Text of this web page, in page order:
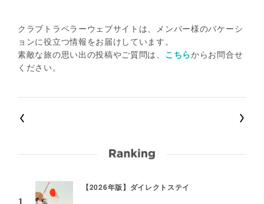
クラブトラベラーウェブサイトは、メンバー様のバケーシ
ョンに役立つ情報をお届けしています。
素敵な旅の思い出の投稿やご質問は、 こちらからお問合せ
ください。
【2026年版】ダイレクトステイ